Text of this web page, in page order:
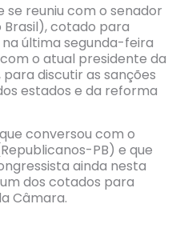
se reuniu com o senador
Brasil), cotado para
última segunda-feira
o atual presidente da
para discutir as sanções
estados e da reforma
conversou com o
PB) e que
ainda nesta
dos cotados para
Câmara.